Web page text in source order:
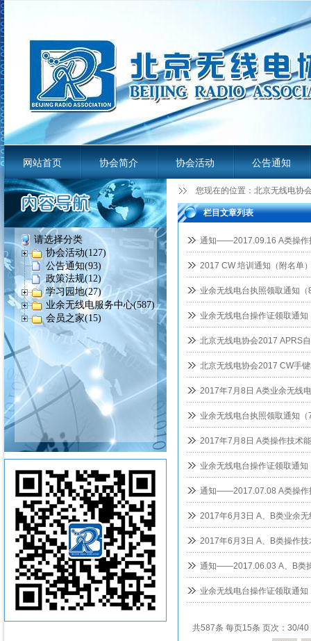
网站首页 协会简介 协会活动 公告通知
业余无线电服务平台
栏目文章列表
通知——2017.09.16 A类操作
2017 CW 培训通知（附名单
业余无线电台执照领取通知（
业余无线电台操作证领取通知
北京无线电协会2017 APRS
北京无线电协会2017 CW手
2017年7月8日 A类业余无线
业余无线电台执照领取通知（
2017年7月8日 A类操作技术
业余无线电台操作证领取通知
通知——2017.07.08 A类操作
2017年6月3日 A、B类业余
2017年6月3日 A、B类操作
通知——2017.06.03 A、B类
业余无线电台操作证领取通知
共587条 每页15条 页次：30/40
您现在的位置： 北京无线电协
请选择分类
协会活动(127)
公告通知(93)
政策法规(12)
学习园地(27)
业余无线电服务中心(587)
会员之家(15)